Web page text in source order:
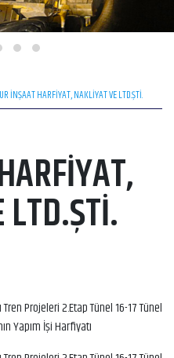
İNŞAAT HARFİYAT, NAKLİYAT VE LTD.ŞTİ.
Projeleri 2.Etap Tünel 16-17 Tünel
Yapım İşi Harfiyatı